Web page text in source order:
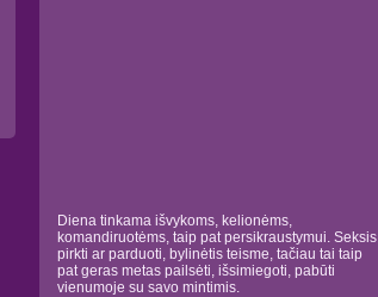
Diena tinkama išvykoms, kelionėms,
komandiruotėms, taip pat persikraustymui. Seksis
pirkti ar parduoti, bylinėtis teisme, tačiau tai taip
pat geras metas pailsėti, išsimiegoti, pabūti
vienumoje su savo mintimis.